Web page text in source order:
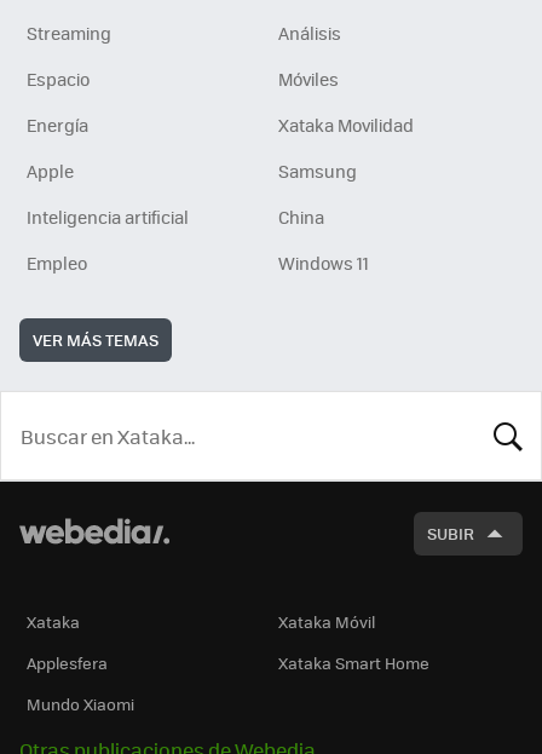
Streaming
Análisis
Espacio
Móviles
Energía
Xataka Movilidad
Apple
Samsung
Inteligencia artificial
China
Empleo
Windows 11
VER MÁS TEMAS
SUBIR
Xataka
Xataka Móvil
Applesfera
Xataka Smart Home
Mundo Xiaomi